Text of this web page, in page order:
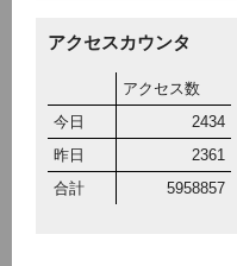
アクセスカウンタ
アクセス数
今日
2434
昨日
2361
合計
5958857